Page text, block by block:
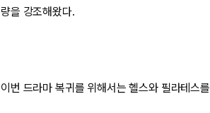
량을 강조해왔다.
이번 드라마 복귀를 위해서는 헬스와 필라테스